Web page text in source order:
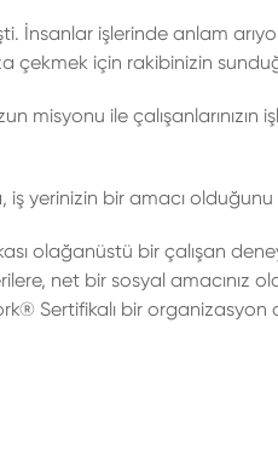
İnsanlar işlerinde anlam
çekmek için rakibinizin
misyonu ile
yerinizin bir amacı
olağanüstü bir çalışan
net bir sosyal amacınız
Sertifikalı bir